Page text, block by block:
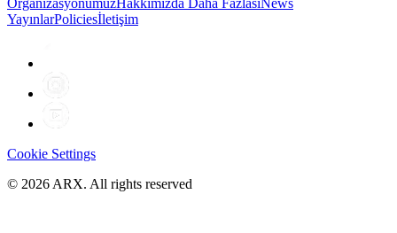
OrganizasyonumuzHakkımızda Daha FazlasıNews
YayınlarPoliciesİletişim
Cookie Settings
© 2026 ARX. All rights reserved